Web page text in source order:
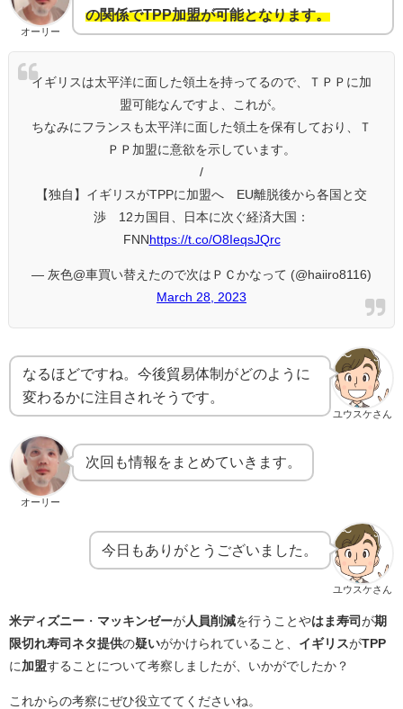
オーリー
の関係でTPP加盟が可能となります。
イギリスは太平洋に面した領土を持ってるので、ＴＰＰに加
盟可能なんですよ、これが。
ちなみにフランスも太平洋に面した領土を保有しており、Ｔ
ＰＰ加盟に意欲を示しています。
/
【独自】イギリスがTPPに加盟へ EU離脱後から各国と交
渉 12カ国目、日本に次ぐ経済大国：
FNNhttps://t.co/O8IeqsJQrc
— 灰色@車買い替えたので次はＰＣかなって (@haiiro8116)
March 28, 2023
ユウスケさん
なるほどですね。今後貿易体制がどのように
変わるかに注目されそうです。
オーリー
次回も情報をまとめていきます。
ユウスケさん
今日もありがとうございました。
米ディズニー ・ マッキンゼーが 人員削減を行うことやはま寿司 が期
限切れ寿司ネタ提供の疑いがかけられていること、 イギリスがTPP
に 加盟することについて考察しましたが、いかがでしたか？
これからの考察にぜひ役立ててくださいね。